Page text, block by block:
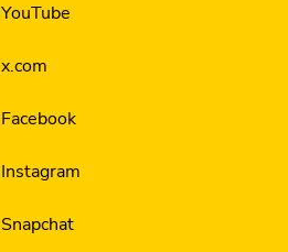
YouTube
x.com
Facebook
Instagram
Snapchat